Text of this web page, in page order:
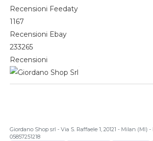
Recensioni Feedaty
1167
Recensioni Ebay
233265
Recensioni
Giordano Shop srl - Via S. Raffaele 1, 20121 - Milan (MI)
05857251218